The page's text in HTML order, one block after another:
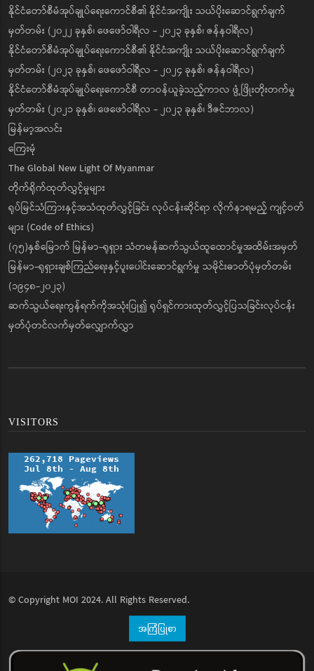
နိုင်ငံတော်စီမံအုပ်ချုပ်ရေးကောင်စီ၏ နိုင်ငံအကျိုး သယ်ပိုးဆောင်ရွက်ချက်
မှတ်တမ်း (၂၀၂၂ ခုနှစ်၊ ဖေဖော်ဝါရီလ - ၂၀၂၃ ခုနှစ်၊ ဇန်နဝါရီလ)
နိုင်ငံတော်စီမံအုပ်ချုပ်ရေးကောင်စီ၏ နိုင်ငံအကျိုး သယ်ပိုးဆောင်ရွက်ချက်
မှတ်တမ်း (၂၀၂၃ ခုနှစ်၊ ဖေဖော်ဝါရီလ - ၂၀၂၄ ခုနှစ်၊ ဇန်နဝါရီလ)
နိုင်ငံတော်စီမံအုပ်ချုပ်ရေးကောင်စီ တာဝန်ယူခဲ့သည့်ကာလ ဖွံ့ဖြိုးတိုးတက်မှု
မှတ်တမ်း (၂၀၂၁ ခုနှစ်၊ ဖေဖော်ဝါရီလ - ၂၀၂၃ ခုနှစ်၊ ဒီဇင်ဘာလ)
မြန်မာ့အလင်း
ကြေးမုံ
The Global New Light Of Myanmar
တိုက်ရိုက်ထုတ်လွှင့်မှုများ
ရုပ်မြင်သံကြားနှင့်အသံထုတ်လွှင့်ခြင်း လုပ်ငန်းဆိုင်ရာ လိုက်နာရမည့် ကျင့်ဝတ်
များ (Code of Ethics)
(၇၅)နှစ်မြောက် မြန်မာ-ရုရှား သံတမန်ဆက်သွယ်ထူထောင်မှုအထိမ်းအမှတ်
မြန်မာ-ရုရှားချစ်ကြည်ရေးနှင့်ပူးပေါင်းဆောင်ရွက်မှု သမိုင်းဓာတ်ပုံမှတ်တမ်း
(၁၉၄၈-၂၀၂၃)
ဆက်သွယ်ရေးကွန်ရက်ကိုအသုံးပြု၍ ရုပ်ရှင်ကားထုတ်လွှင့်ပြသခြင်းလုပ်ငန်း
မှတ်ပုံတင်လက်မှတ်လျှောက်လွှာ
VISITORS
© Copyright MOI 2024. All Rights Reserved.
အကြံပြုစာ